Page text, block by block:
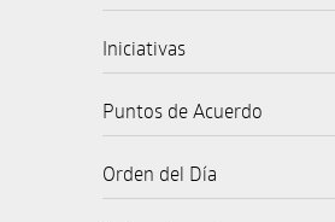
Iniciativas
Puntos de Acuerdo
Orden del Día